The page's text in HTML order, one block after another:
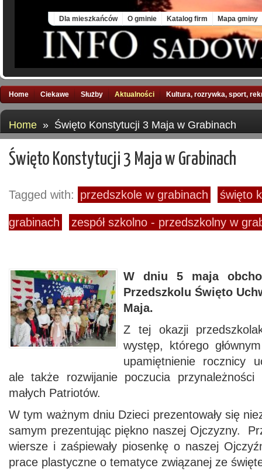
Dla mieszkańców O gminie Katalog firm Mapa gminy
Home Ciekawe Służby Aktualności Kultura, rozrywka, sport,
Home » Święto Konstytucji 3 Maja w Grabinach
Święto Konstytucji 3 Maja w Grabinach
Tagged with: przedszkole w grabinach święto
grabinach zespół szkolno - przedszkolny w
W dniu 5 maja
Przedszkolu Święto
Maja.
Z tej okazji
występ, którego
upamiętnienie rocznicy
ale także rozwijanie poczucia
małych Patriotów.
W tym ważnym dniu Dzieci prezentowały się
samym prezentując piękno naszej Ojczyzny.
wiersze i zaśpiewały piosenkę o naszej
prace plastyczne o tematyce związanej ze